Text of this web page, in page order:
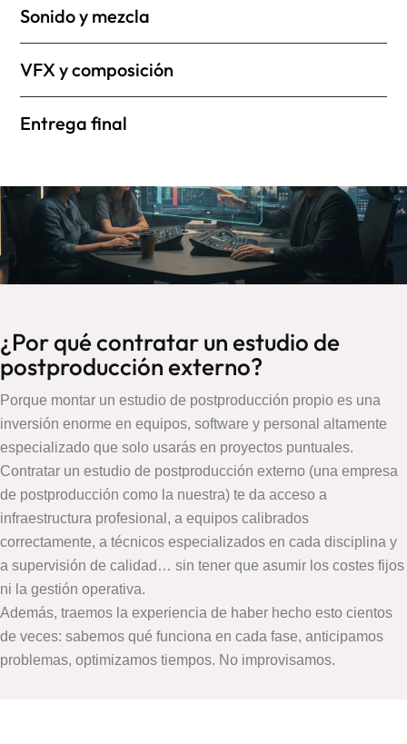
Sonido y mezcla
VFX y composición
Entrega final
¿Por qué contratar un estudio de
postproducción externo?
Porque montar un estudio de postproducción propio es una
inversión enorme en equipos, software y personal altamente
especializado que solo usarás en proyectos puntuales.
Contratar un estudio de postproducción externo (una empresa
de postproducción como la nuestra) te da acceso a
infraestructura profesional, a equipos calibrados
correctamente, a técnicos especializados en cada disciplina y
a supervisión de calidad… sin tener que asumir los costes fijos
ni la gestión operativa.
Además, traemos la experiencia de haber hecho esto cientos
de veces: sabemos qué funciona en cada fase, anticipamos
problemas, optimizamos tiempos. No improvisamos.